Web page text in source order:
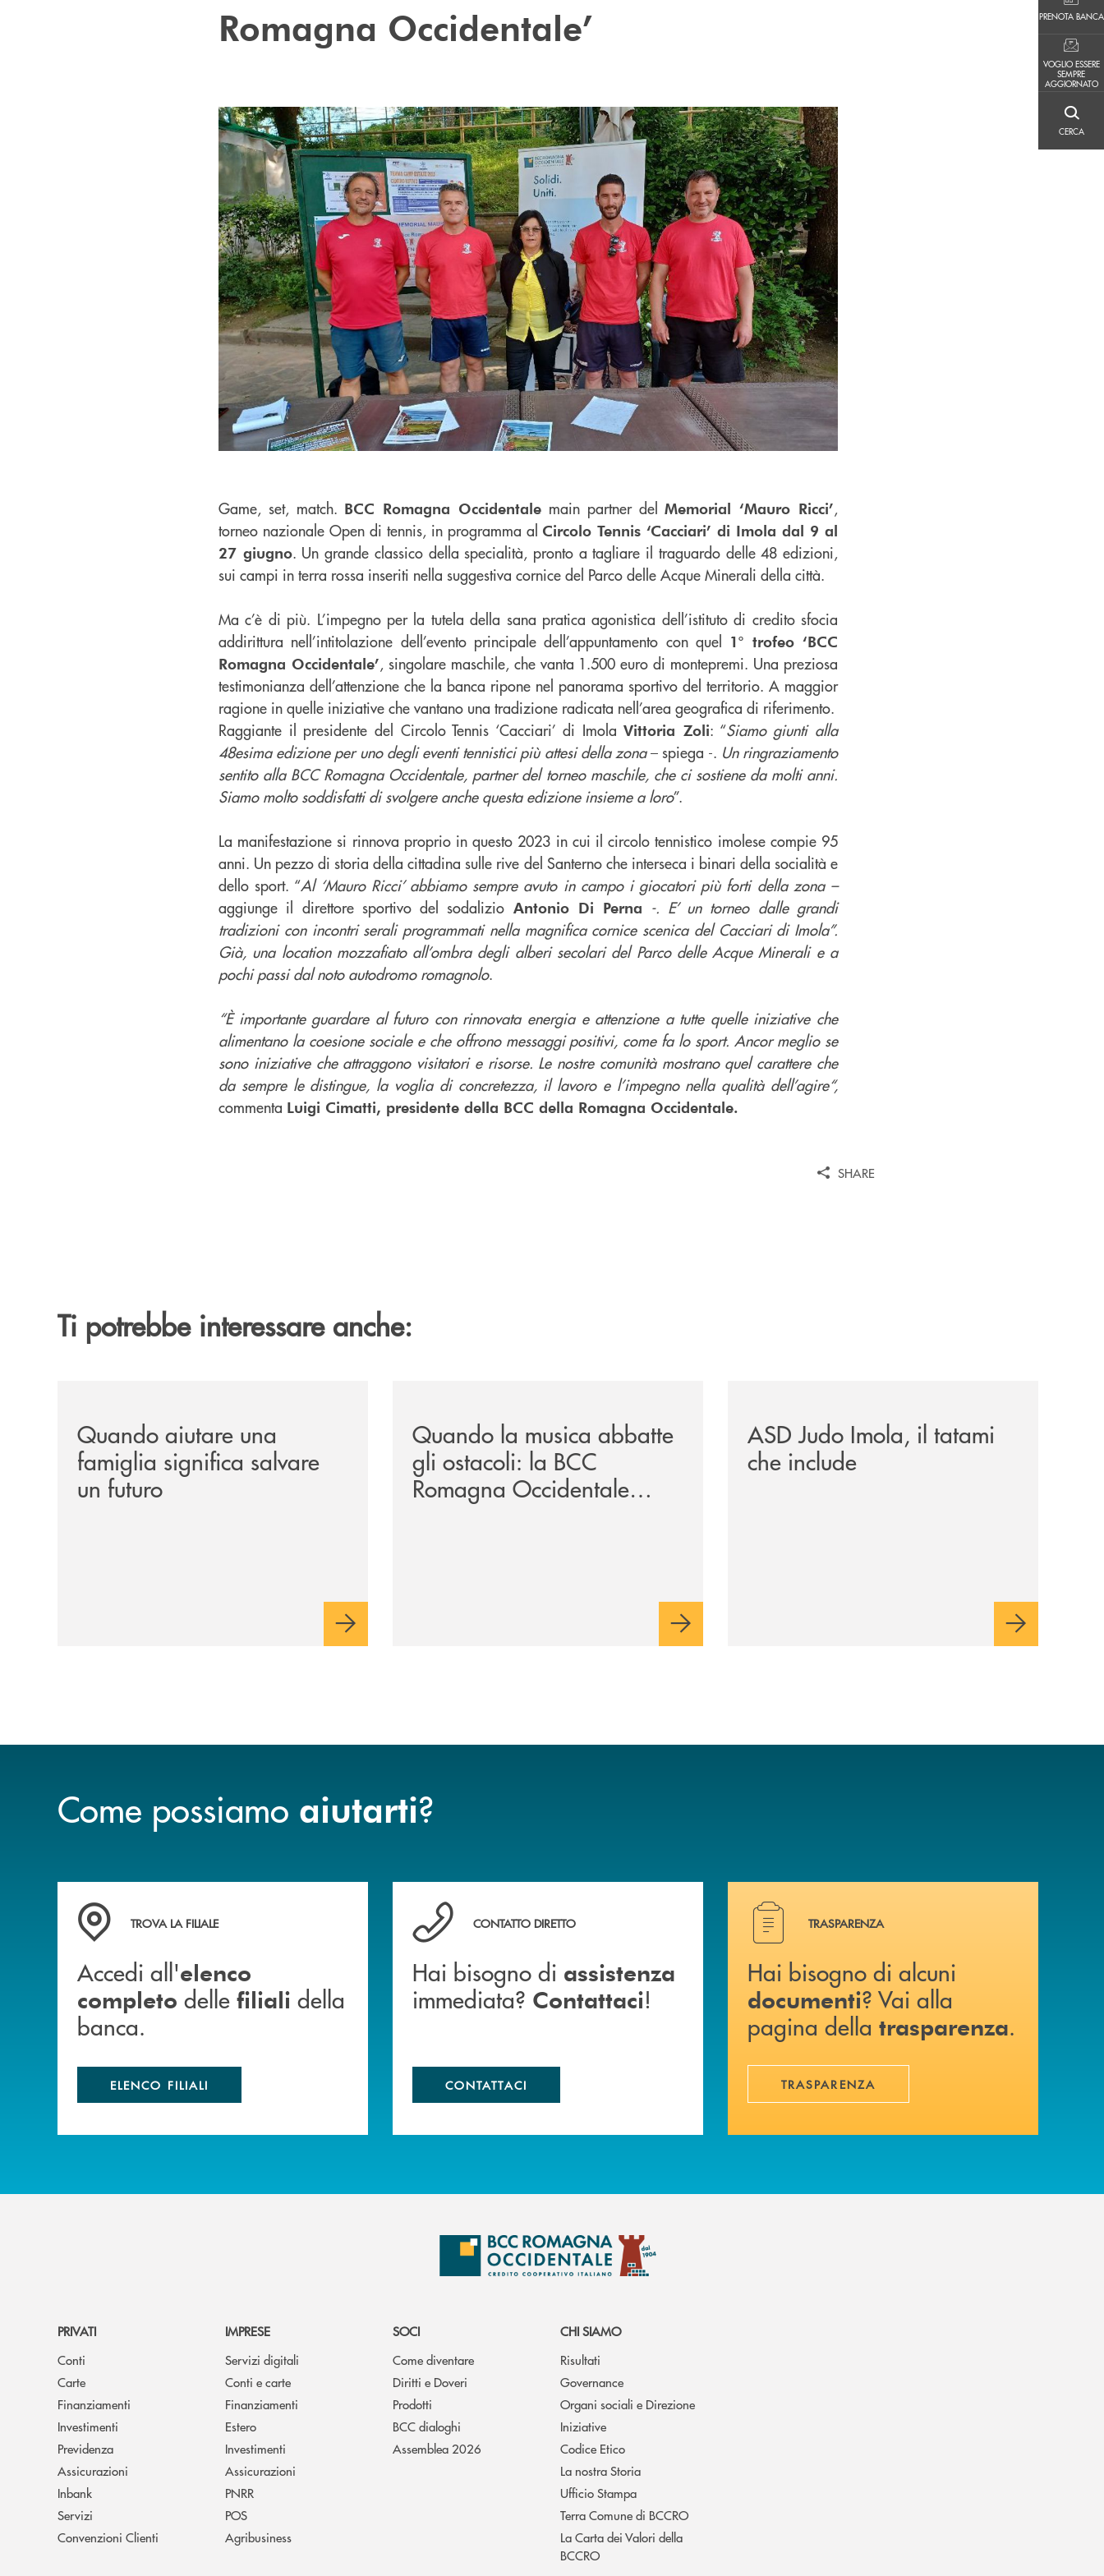
PRENOTA BANCA
VOGLIO ESSERE
SEMPRE
AGGIORNATO
CERCA
Romagna Occidentale’
Game, set, match. BCC Romagna Occidentale main partner delMemorial ‘Mauro Ricci’,
torneo nazionale Open di tennis, in programma al Circolo Tennis ‘Cacciari’ di Imola dal 9 al
27 giugno. Un grande classico della specialità, pronto a tagliare il traguardo delle 48 edizioni,
sui campi in terra rossa inseriti nella suggestiva cornice del Parco delle Acque Minerali della città.
Ma c’è di più. L’impegno per la tutela della sana pratica agonistica dell’istituto di credito sfocia
addirittura nell’intitolazione dell’evento principale dell’appuntamento con quel 1° trofeo ‘BCC
Romagna Occidentale’, singolare maschile, che vanta 1.500 euro di montepremi. Una preziosa
testimonianza dell’attenzione che la banca ripone nel panorama sportivo del territorio. A maggior
ragione in quelle iniziative che vantano una tradizione radicata nell’area geografica di riferimento.
Raggiante il presidente del Circolo Tennis ‘Cacciari’ di ImolaVittoria Zoli: “Siamo giunti alla
48esima edizione per uno degli eventi tennistici più attesi della zona– spiega -. Un ringraziamento
sentito alla BCC Romagna Occidentale, partner del torneo maschile, che ci sostiene da molti anni.
Siamo molto soddisfatti di svolgere anche questa edizione insieme a loro”.
La manifestazione si rinnova proprio in questo 2023 in cui il circolo tennistico imolese compie 95
anni. Un pezzo di storia della cittadina sulle rive del Santerno che interseca i binari della socialità e
dello sport. “Al ‘Mauro Ricci’ abbiamo sempre avuto in campo i giocatori più forti della zona –
aggiunge il direttore sportivo del sodalizio Antonio Di Perna -. E’ un torneo dalle grandi
tradizioni con incontri serali programmati nella magnifica cornice scenica del Cacciari di Imola”.
Già, una location mozzafiato all’ombra degli alberi secolari del Parco delle Acque Minerali e a
pochi passi dal noto autodromo romagnolo.
“È importante guardare al futuro con rinnovata energia e attenzione a tutte quelle iniziative che
alimentano la coesione sociale e che offrono messaggi positivi, come fa lo sport. Ancor meglio se
sono iniziative che attraggono visitatori e risorse. Le nostre comunità mostrano quel carattere che
da sempre le distingue, la voglia di concretezza, il lavoro e l’impegno nella qualità dell’agire“,
commenta Luigi Cimatti, presidente della BCC della Romagna Occidentale.
SHARE
Ti potrebbe interessare anche:
Quando aiutare una
famiglia significa salvare
un futuro
Quando la musica abbatte
gli ostacoli: la BCC
Romagna Occidentale
vicina al progetto N.O.I.
ASD Judo Imola, il tatami
che include
Come possiamo aiutarti?
Accedi all' elenco completo delle filiali della banca.
TROVA LA FILIALE
Accedi all'elenco
completo delle filiali della
banca.
ELENCO FILIALI
Hai bisogno di assistenza immediata? Contattaci !
CONTATTO DIRETTO
Hai bisogno di assistenza
immediata? Contattaci!
CONTATTACI
Hai bisogno di alcuni documenti ? Vai alla pagina della
TRASPARENZA
Hai bisogno di alcuni
documenti? Vai alla
pagina della trasparenza.
TRASPARENZA
PRIVATI
Conti
Carte
Finanziamenti
Investimenti
Previdenza
Assicurazioni
Inbank
Servizi
Convenzioni Clienti
IMPRESE
Servizi digitali
Conti e carte
Finanziamenti
Estero
Investimenti
Assicurazioni
PNRR
POS
Agribusiness
SOCI
Come diventare
Diritti e Doveri
Prodotti
BCC dialoghi
Assemblea 2026
CHI SIAMO
Risultati
Governance
Organi sociali e Direzione
Iniziative
Codice Etico
La nostra Storia
Ufficio Stampa
Terra Comune di BCCRO
La Carta dei Valori della
BCCRO